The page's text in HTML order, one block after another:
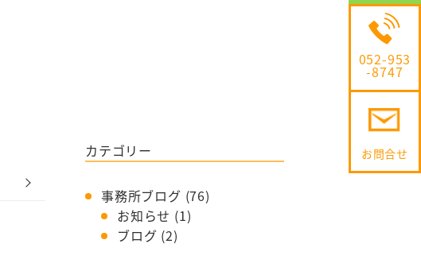
カテゴリー
事務所ブログ (76)
お知らせ (1)
ブログ (2)
052-953
-8747
お問合せ